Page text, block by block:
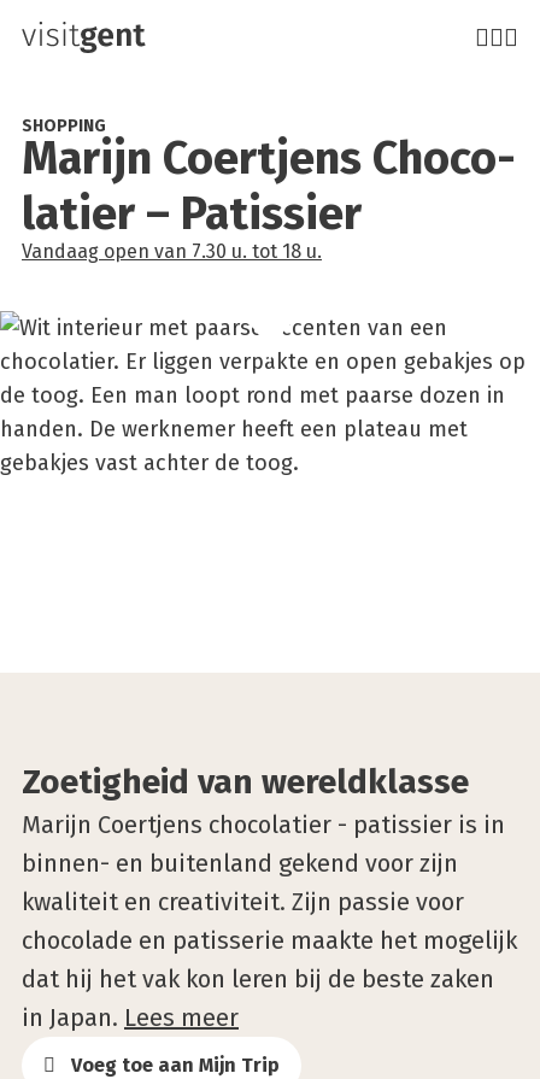
Overslaan
de
inhoud
Marijn Coer­t­jens Cho­co­
la­tier – Patis­sier
SHOPPING
Vandaag open van 7.30 u. tot 18 u.
Zoetigheid van wereldklasse
Marijn Coertjens chocolatier - patissier is in
binnen- en buitenland gekend voor zijn
kwaliteit en creativiteit. Zijn passie voor
chocolade en patisserie maakte het mogelijk
dat hij het vak kon leren bij de beste zaken
in Japan. Lees meer
Voeg toe aan Mijn Trip